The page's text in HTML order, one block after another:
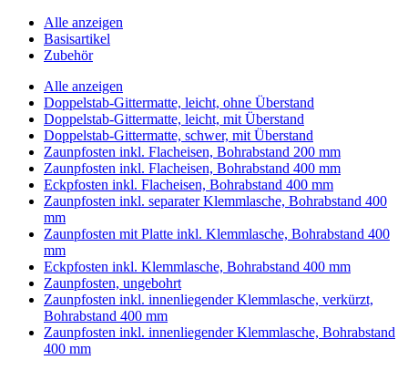
Alle anzeigen
Basisartikel
Zubehör
Alle anzeigen
Doppelstab-Gittermatte, leicht, ohne Überstand
Doppelstab-Gittermatte, leicht, mit Überstand
Doppelstab-Gittermatte, schwer, mit Überstand
Zaunpfosten inkl. Flacheisen, Bohrabstand 200 mm
Zaunpfosten inkl. Flacheisen, Bohrabstand 400 mm
Eckpfosten inkl. Flacheisen, Bohrabstand 400 mm
Zaunpfosten inkl. separater Klemmlasche, Bohrabstand 400
mm
Zaunpfosten mit Platte inkl. Klemmlasche, Bohrabstand 400
mm
Eckpfosten inkl. Klemmlasche, Bohrabstand 400 mm
Zaunpfosten, ungebohrt
Zaunpfosten inkl. innenliegender Klemmlasche, verkürzt,
Bohrabstand 400 mm
Zaunpfosten inkl. innenliegender Klemmlasche, Bohrabstand
400 mm